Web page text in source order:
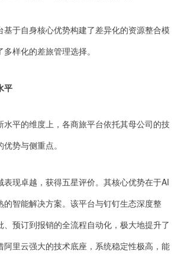
基于自身核心优势构建了差异化的资源整合模
样化的差旅管理选择。
平
水平的维度上，各商旅平台依托其母公司的技
势与侧重点。
表现卓越，获得五星评价。其核心优势在于AI
的智能解决方案。该平台与钉钉生态深度整
预订到报销的全流程自动化，极大地提升了
阿里云强大的技术底座，系统稳定性极高，能